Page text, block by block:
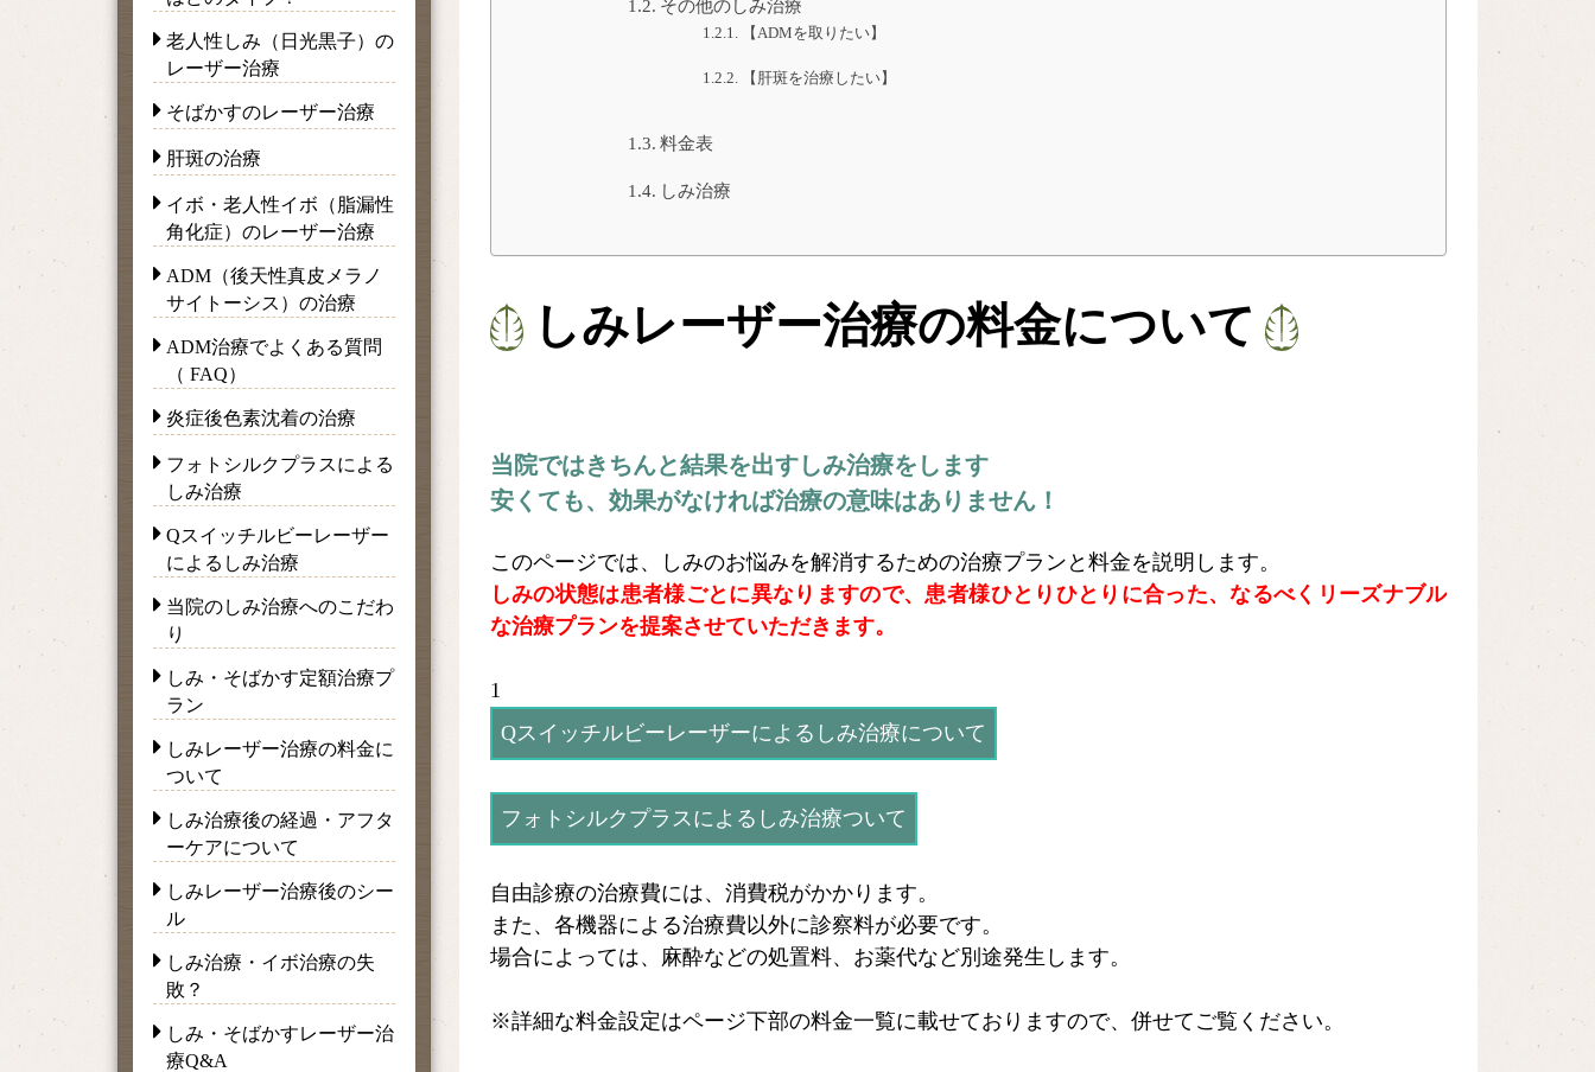
老人性しみ（日光黒子）の
レーザー治療
そばかすのレーザー治療
肝斑の治療
イボ・老人性イボ（脂漏性
角化症）のレーザー治療
ADM（後天性真皮メラノ
サイトーシス）の治療
ADM治療でよくある質問
（ FAQ）
炎症後色素沈着の治療
フォトシルクプラスによる
しみ治療
Qスイッチルビーレーザー
によるしみ治療
当院のしみ治療へのこだわ
り
しみ・そばかす定額治療プ
ラン
しみレーザー治療の料金に
ついて
しみ治療後の経過・アフタ
ーケアについて
しみレーザー治療後のシー
ル
しみ治療・イボ治療の失
敗？
しみ・そばかすレーザー治
療Q&A
その他のしみ治療
【ADMを取りたい】
【肝斑を治療したい】
料金表
しみ治療
しみレーザー治療の料金について
当院ではきちんと結果を出すしみ治療をします
安くても、効果がなければ治療の意味はありません！
このページでは、しみのお悩みを解消するための治療プランと料金を説明します。
しみの状態は患者様ごとに異なりますので、患者様ひとりひとりに合った、なるべくリーズナブル
な治療プランを提案させていただきます。
1
Qスイッチルビーレーザーによるしみ治療について
フォトシルクプラスによるしみ治療ついて
自由診療の治療費には、消費税がかかります。
また、各機器による治療費以外に診察料が必要です。
場合によっては、麻酔などの処置料、お薬代など別途発生します。
※詳細な料金設定はページ下部の料金一覧に載せておりますので、併せてご覧ください。